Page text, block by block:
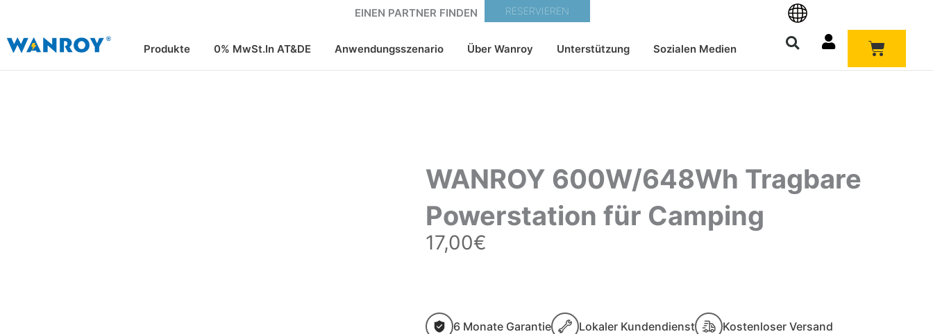
springen
EINEN PARTNER FINDEN RESERVIEREN
Produkte 0% MwSt.In AT&DE Anwendungsszenario Über Wanroy Unterstützung Sozialen Medien
WANROY 600W/648Wh Tragbare
Powerstation für Camping
17,00€
6 Monate Garantie Lokaler Kundendienst Kostenloser Versand